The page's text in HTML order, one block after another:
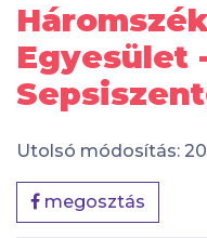
Egyesület
Utolsó módosítás:
megosztás